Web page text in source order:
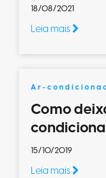
18/08/2021
Leia mais
Ar-
Como
15/10/2019
Leia mais